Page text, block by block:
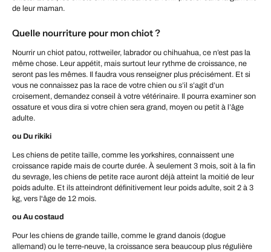
de leur maman.
Quelle nourriture pour mon chiot ?
Nourrir un chiot patou, rottweiler, labrador ou chihuahua, ce n’est pas la
même chose. Leur appétit, mais surtout leur rythme de croissance, ne
seront pas les mêmes. Il faudra vous renseigner plus précisément. Et si
vous ne connaissez pas la race de votre chien ou s’il s’agit d’un
croisement, demandez conseil à votre vétérinaire. Il pourra examiner son
ossature et vous dira si votre chien sera grand, moyen ou petit à l’âge
adulte.
ou Du rikiki
Les chiens de petite taille, comme les yorkshires, connaissent une
croissance rapide mais de courte durée. À seulement 3 mois, soit à la fin
du sevrage, les chiens de petite race auront déjà atteint la moitié de leur
poids adulte. Et ils atteindront définitivement leur poids adulte, soit 2 à 3
kg, vers l'âge de 12 mois.
ou Au costaud
Pour les chiens de grande taille, comme le grand danois (dogue
allemand) ou le terre-neuve, la croissance sera beaucoup plus régulière